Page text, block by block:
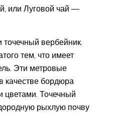
или Луговой чай —
вербейник.
тем, что имеет
Эти метровые
качестве бордюра
цветами. Точечный
рыхлую почву